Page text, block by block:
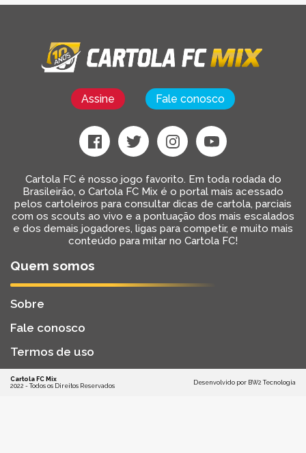
Assine Fale conosco
Cartola FC é nosso jogo favorito. Em toda rodada do
Brasileirão, o Cartola FC Mix é o portal mais acessado
pelos cartoleiros para consultar dicas de cartola, parciais
com os scouts ao vivo e a pontuação dos mais escalados
e dos demais jogadores, ligas para competir, e muito mais
conteúdo para mitar no Cartola FC!
Quem somos
Sobre
Fale conosco
Termos de uso
Cartola FC Mix
2022 - Todos os Direitos Reservados
Desenvolvido por BW2 Tecnologia